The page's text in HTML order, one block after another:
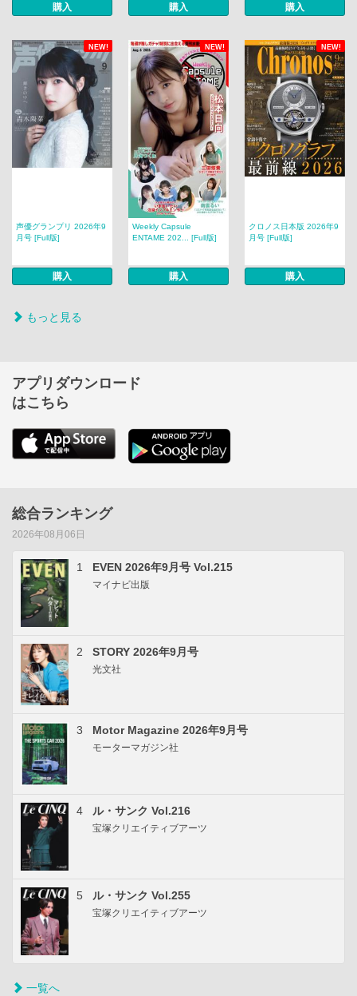
購入 購入 購入
NEW! NEW! NEW!
声優グランプリ 2026年9
月号 [Full版]
購入
Weekly Capsule
ENTAME 202... [Full版]
購入
クロノス日本版 2026年9
月号 [Full版]
購入
もっと見る
アプリダウンロード
はこちら
総合ランキング
2026年08月06日
1 EVEN 2026年9月号 Vol.215
マイナビ出版
2 STORY 2026年9月号
光文社
3 Motor Magazine 2026年9月号
モーターマガジン社
4 ル・サンク Vol.216
宝塚クリエイティブアーツ
5 ル・サンク Vol.255
宝塚クリエイティブアーツ
一覧へ